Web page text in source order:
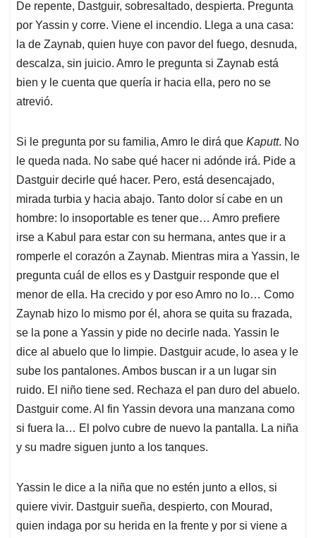
De repente, Dastguir, sobresaltado, despierta. Pregunta
por Yassin y corre. Viene el incendio. Llega a una casa:
la de Zaynab, quien huye con pavor del fuego, desnuda,
descalza, sin juicio. Amro le pregunta si Zaynab está
bien y le cuenta que quería ir hacia ella, pero no se
atrevió.
Si le pregunta por su familia, Amro le dirá que Kaputt. No
le queda nada. No sabe qué hacer ni adónde irá. Pide a
Dastguir decirle qué hacer. Pero, está desencajado,
mirada turbia y hacia abajo. Tanto dolor sí cabe en un
hombre: lo insoportable es tener que… Amro prefiere
irse a Kabul para estar con su hermana, antes que ir a
romperle el corazón a Zaynab. Mientras mira a Yassin, le
pregunta cuál de ellos es y Dastguir responde que el
menor de ella. Ha crecido y por eso Amro no lo… Como
Zaynab hizo lo mismo por él, ahora se quita su frazada,
se la pone a Yassin y pide no decirle nada. Yassin le
dice al abuelo que lo limpie. Dastguir acude, lo asea y le
sube los pantalones. Ambos buscan ir a un lugar sin
ruido. El niño tiene sed. Rechaza el pan duro del abuelo.
Dastguir come. Al fin Yassin devora una manzana como
si fuera la… El polvo cubre de nuevo la pantalla. La niña
y su madre siguen junto a los tanques.
Yassin le dice a la niña que no estén junto a ellos, si
quiere vivir. Dastguir sueña, despierto, con Mourad,
quien indaga por su herida en la frente y por si viene a